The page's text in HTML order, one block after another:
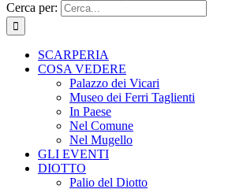
Cerca per:
SCARPERIA
COSA VEDERE
Palazzo dei Vicari
Museo dei Ferri Taglienti
In Paese
Nel Comune
Nel Mugello
GLI EVENTI
DIOTTO
Palio del Diotto